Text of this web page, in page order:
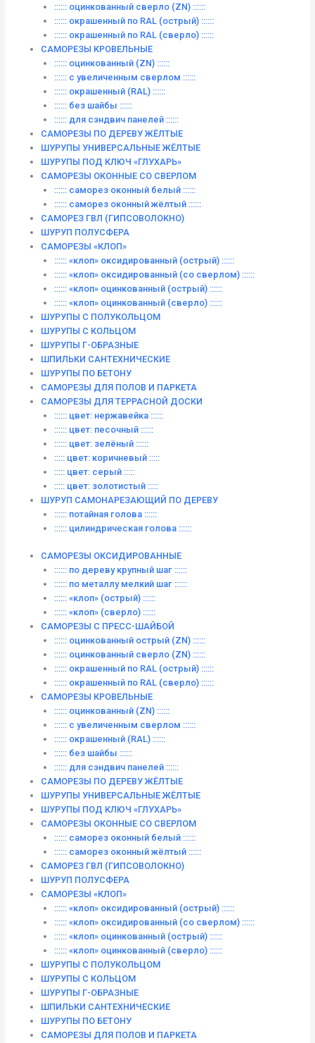
:::::: оцинкованный сверло (ZN) ::::::
:::::: окрашенный по RAL (острый) ::::::
:::::: окрашенный по RAL (сверло) ::::::
САМОРЕЗЫ КРОВЕЛЬНЫЕ
:::::: оцинкованный (ZN) ::::::
:::::: с увеличенным сверлом ::::::
:::::: окрашенный (RAL) ::::::
:::::: без шайбы ::::::
:::::: для сэндвич панелей ::::::
САМОРЕЗЫ ПО ДЕРЕВУ ЖЁЛТЫЕ
ШУРУПЫ УНИВЕРСАЛЬНЫЕ ЖЁЛТЫЕ
ШУРУПЫ ПОД КЛЮЧ «ГЛУХАРЬ»
САМОРЕЗЫ ОКОННЫЕ СО СВЕРЛОМ
:::::: саморез оконный белый ::::::
:::::: саморез оконный жёлтый ::::::
САМОРЕЗ ГВЛ (ГИПСОВОЛОКНО)
ШУРУП ПОЛУСФЕРА
САМОРЕЗЫ «КЛОП»
:::::: «клоп» оксидированный (острый) ::::::
:::::: «клоп» оксидированный (со сверлом) ::::::
:::::: «клоп» оцинкованный (острый) ::::::
:::::: «клоп» оцинкованный (сверло) ::::::
ШУРУПЫ С ПОЛУКОЛЬЦОМ
ШУРУПЫ С КОЛЬЦОМ
ШУРУПЫ Г-ОБРАЗНЫЕ
ШПИЛЬКИ САНТЕХНИЧЕСКИЕ
ШУРУПЫ ПО БЕТОНУ
САМОРЕЗЫ ДЛЯ ПОЛОВ И ПАРКЕТА
САМОРЕЗЫ ДЛЯ ТЕРРАСНОЙ ДОСКИ
:::::: цвет: нержавейка ::::::
:::::: цвет: песочный ::::::
:::::: цвет: зелёный ::::::
::::: цвет: коричневый :::::
::::: цвет: серый :::::
::::: цвет: золотистый :::::
ШУРУП САМОНАРЕЗАЮЩИЙ ПО ДЕРЕВУ
:::::: потайная голова ::::::
:::::: цилиндрическая голова ::::::
САМОРЕЗЫ ОКСИДИРОВАННЫЕ
:::::: по дереву крупный шаг ::::::
:::::: по металлу мелкий шаг ::::::
:::::: «клоп» (острый) ::::::
:::::: «клоп» (сверло) ::::::
САМОРЕЗЫ С ПРЕСС-ШАЙБОЙ
:::::: оцинкованный острый (ZN) ::::::
:::::: оцинкованный сверло (ZN) ::::::
:::::: окрашенный по RAL (острый) ::::::
:::::: окрашенный по RAL (сверло) ::::::
САМОРЕЗЫ КРОВЕЛЬНЫЕ
:::::: оцинкованный (ZN) ::::::
:::::: с увеличенным сверлом ::::::
:::::: окрашенный (RAL) ::::::
:::::: без шайбы ::::::
:::::: для сэндвич панелей ::::::
САМОРЕЗЫ ПО ДЕРЕВУ ЖЁЛТЫЕ
ШУРУПЫ УНИВЕРСАЛЬНЫЕ ЖЁЛТЫЕ
ШУРУПЫ ПОД КЛЮЧ «ГЛУХАРЬ»
САМОРЕЗЫ ОКОННЫЕ СО СВЕРЛОМ
:::::: саморез оконный белый ::::::
:::::: саморез оконный жёлтый ::::::
САМОРЕЗ ГВЛ (ГИПСОВОЛОКНО)
ШУРУП ПОЛУСФЕРА
САМОРЕЗЫ «КЛОП»
:::::: «клоп» оксидированный (острый) ::::::
:::::: «клоп» оксидированный (со сверлом) ::::::
:::::: «клоп» оцинкованный (острый) ::::::
:::::: «клоп» оцинкованный (сверло) ::::::
ШУРУПЫ С ПОЛУКОЛЬЦОМ
ШУРУПЫ С КОЛЬЦОМ
ШУРУПЫ Г-ОБРАЗНЫЕ
ШПИЛЬКИ САНТЕХНИЧЕСКИЕ
ШУРУПЫ ПО БЕТОНУ
САМОРЕЗЫ ДЛЯ ПОЛОВ И ПАРКЕТА